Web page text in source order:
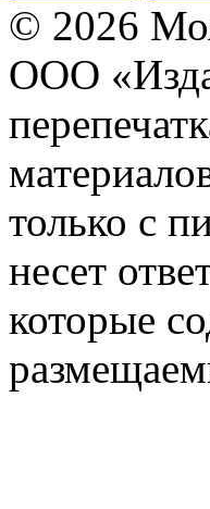
© 2026
ООО
только с
несет
которые